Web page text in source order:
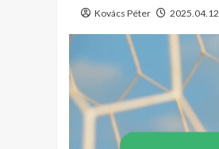
Kovács Péter 2025.04.12.